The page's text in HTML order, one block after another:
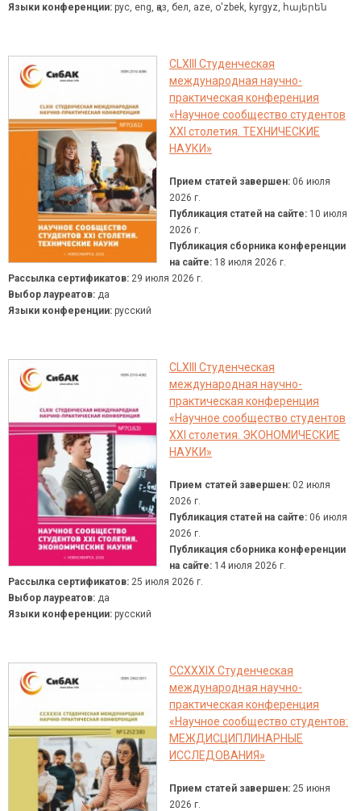
Языки конференции: рус, eng, қаз, бел, aze, о'zbek, kyrgyz, հայերեն
CLXIII Студенческая
международная научно-
практическая конференция
«Научное сообщество студентов
XXI столетия. ТЕХНИЧЕСКИЕ
НАУКИ»
Прием статей завершен: 06 июля
2026 г.
Публикация статей на сайте: 10 июля
2026 г.
Публикация сборника конференции
на сайте: 18 июля 2026 г.
Рассылка сертификатов: 29 июля 2026 г.
Выбор лауреатов: да
Языки конференции: русский
CLXIII Студенческая
международная научно-
практическая конференция
«Научное сообщество студентов
XXI столетия. ЭКОНОМИЧЕСКИЕ
НАУКИ»
Прием статей завершен: 02 июля
2026 г.
Публикация статей на сайте: 06 июля
2026 г.
Публикация сборника конференции
на сайте: 14 июля 2026 г.
Рассылка сертификатов: 25 июля 2026 г.
Выбор лауреатов: да
Языки конференции: русский
CCXXXIX Студенческая
международная научно-
практическая конференция
«Научное сообщество студентов:
МЕЖДИСЦИПЛИНАРНЫЕ
ИССЛЕДОВАНИЯ»
Прием статей завершен: 25 июня
2026 г.